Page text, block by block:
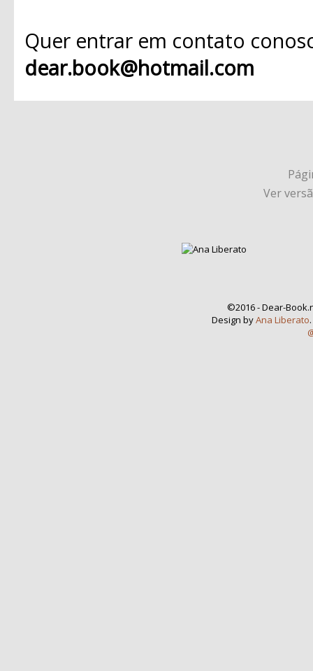
Quer entrar em contato
dear.book@hotmail.com
Ver
©2016 - Dear-
Design byAna Liberato